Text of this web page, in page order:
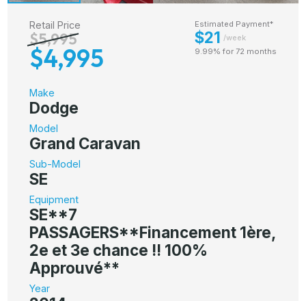
Retail Price
$5,995
$4,995
Estimated Payment*
$21 /week
9.99% for 72 months
Make
Dodge
Model
Grand Caravan
Sub-Model
SE
Equipment
SE**7
PASSAGERS**Financement 1ère,
2e et 3e chance !! 100%
Approuvé**
Year